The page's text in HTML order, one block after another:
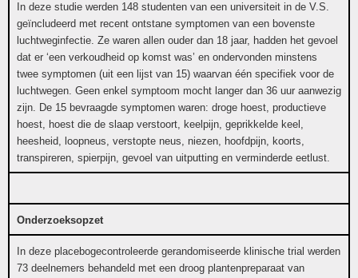
In deze studie werden 148 studenten van een universiteit in de V.S.
geïncludeerd met recent ontstane symptomen van een bovenste
luchtweginfectie. Ze waren allen ouder dan 18 jaar, hadden het gevoel
dat er ‘een verkoudheid op komst was’ en ondervonden minstens
twee symptomen (uit een lijst van 15) waarvan één specifiek voor de
luchtwegen. Geen enkel symptoom mocht langer dan 36 uur aanwezig
zijn. De 15 bevraagde symptomen waren: droge hoest, productieve
hoest, hoest die de slaap verstoort, keelpijn, geprikkelde keel,
heesheid, loopneus, verstopte neus, niezen, hoofdpijn, koorts,
transpireren, spierpijn, gevoel van uitputting en verminderde eetlust.
Onderzoeksopzet
In deze placebogecontroleerde gerandomiseerde klinische trial werden
73 deelnemers behandeld met een droog plantenpreparaat van